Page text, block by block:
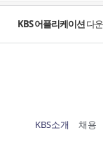
KBS 어플리케이션다
KBS소개 채용